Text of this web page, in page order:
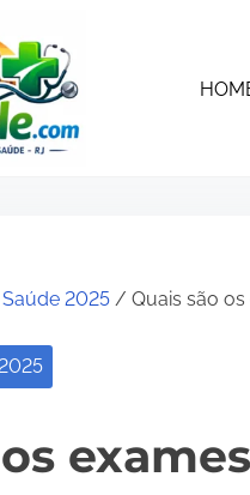
2025 / Quais são os